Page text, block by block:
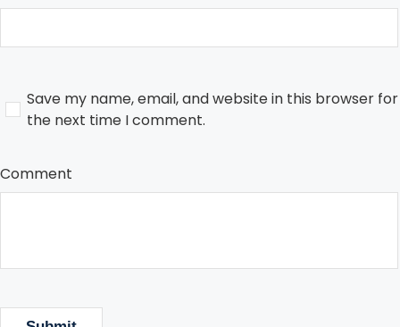
Save my name, email, and website in this browser for
the next time I comment.
Comment